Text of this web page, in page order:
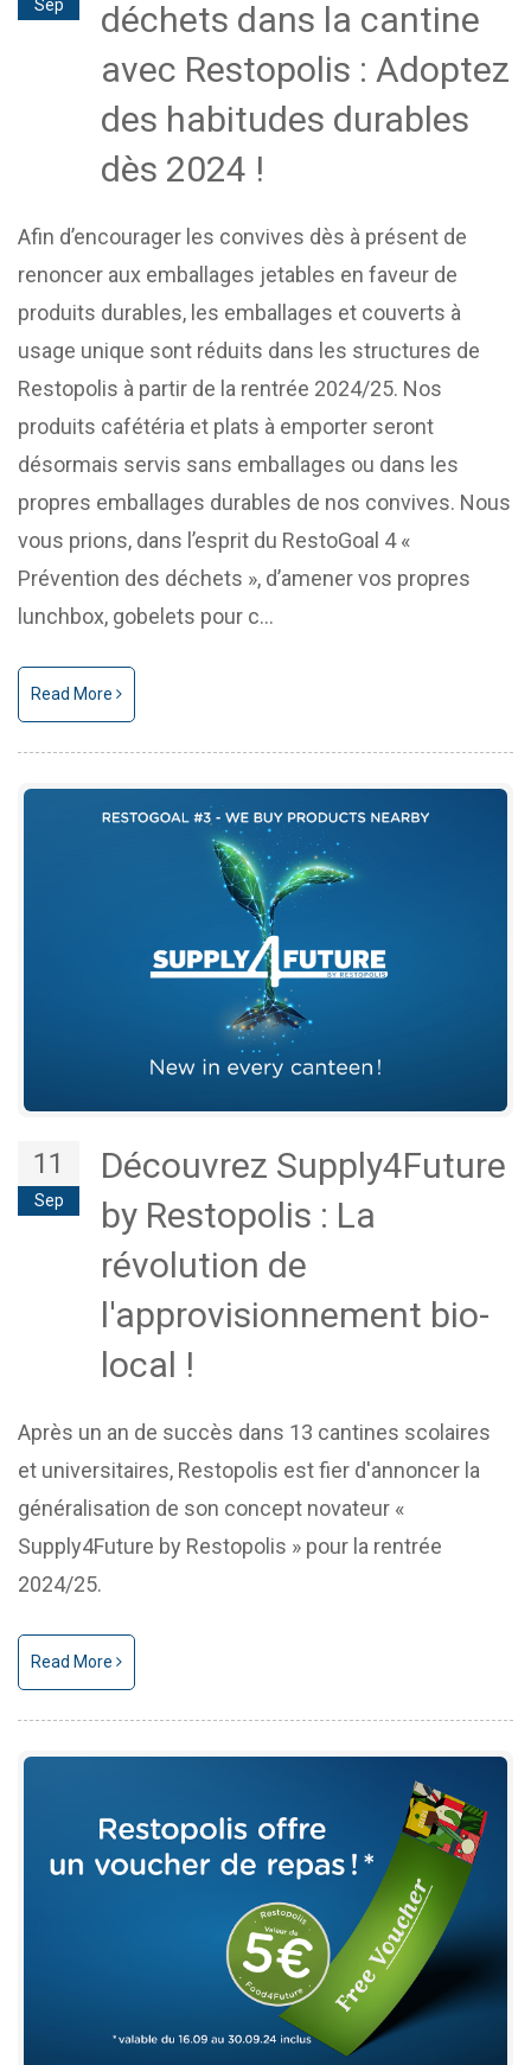
Sep
déchets dans la cantine
avec Restopolis : Adoptez
des habitudes durables
dès 2024 !
Afin d’encourager les convives dès à présent de
renoncer aux emballages jetables en faveur de
produits durables, les emballages et couverts à
usage unique sont réduits dans les structures de
Restopolis à partir de la rentrée 2024/25. Nos
produits cafétéria et plats à emporter seront
désormais servis sans emballages ou dans les
propres emballages durables de nos convives. Nous
vous prions, dans l’esprit du RestoGoal 4 «
Prévention des déchets », d’amener vos propres
lunchbox, gobelets pour c...
Read More
11
Sep
Découvrez Supply4Future
by Restopolis : La
révolution de
l'approvisionnement bio-
local !
Après un an de succès dans 13 cantines scolaires
et universitaires, Restopolis est fier d'annoncer la
généralisation de son concept novateur «
Supply4Future by Restopolis » pour la rentrée
2024/25.
Read More